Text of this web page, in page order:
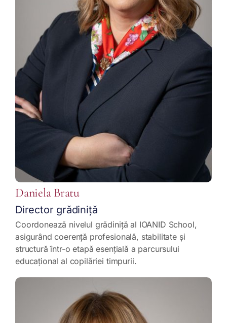
Daniela Bratu
Director grădiniță
Coordonează nivelul grădiniță al IOANID School,
asigurând coerență profesională, stabilitate și
structură într-o etapă esențială a parcursului
educațional al copilăriei timpurii.